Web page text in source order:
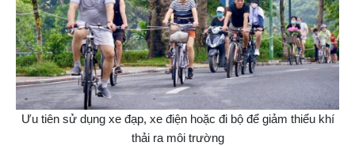
Ưu tiên sử dụng xe đạp, xe điện hoặc đi bộ để giảm thiểu khí
thải ra môi trường